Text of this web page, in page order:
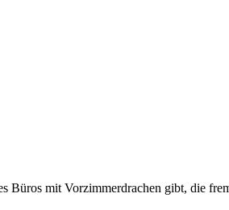
Büros mit Vorzimmerdrachen gibt, die